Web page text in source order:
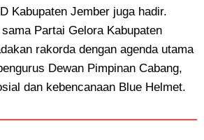
Kabupaten Jember juga hadir.
Partai Gelora Kabupaten
rakorda dengan agenda utama
Dewan Pimpinan Cabang,
dan kebencanaan Blue Helmet.